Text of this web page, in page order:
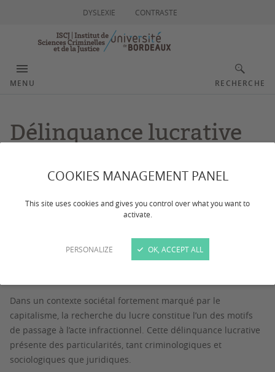
COOKIES MANAGEMENT PANEL
This site uses cookies and gives you control over what you want to
activate.
PERSONALIZE OK, ACCEPT ALL
DYSLEXIE CONTRASTE
MENU RECHERCHE
Délinquance lucrative
Dernière mise à jour : le 09/06/2026
Thématique prioritaire définie sur la période 2023-
Dans un contexte sociétal fortement marqué par le
capitalisme, la recherche du lucre constitue l’un des motifs
de passage à l’acte infractionnel. Cette délinquance lucrative
présente des particularités, tant criminologiques et
sociologiques que juridiques.